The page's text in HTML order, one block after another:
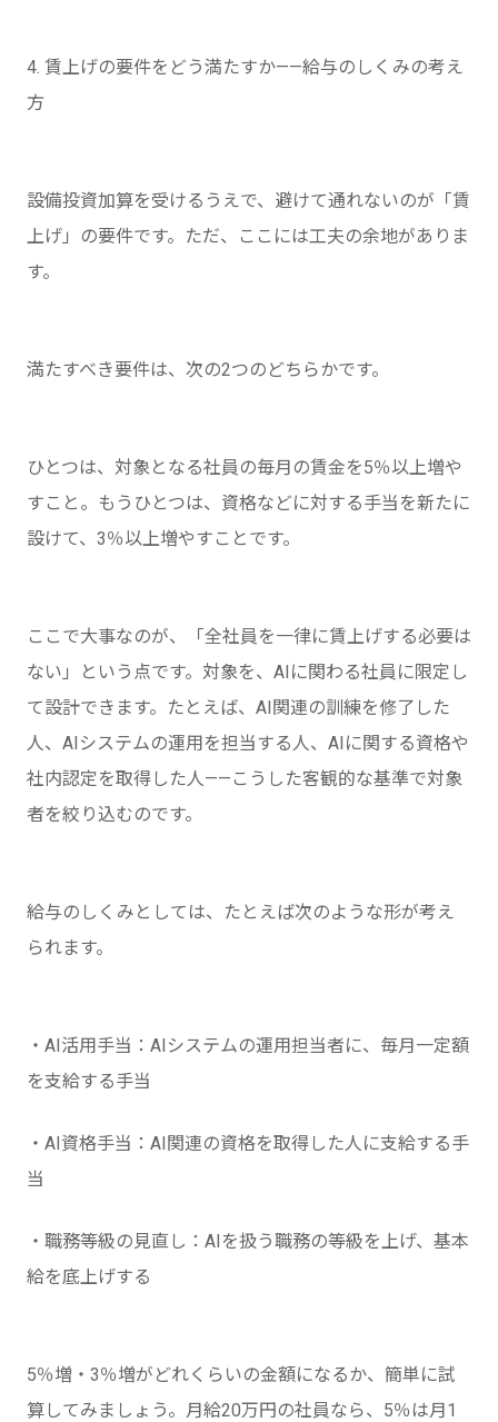
4. 賃上げの要件をどう満たすか——給与のしくみの考え
方
設備投資加算を受けるうえで、避けて通れないのが「賃
上げ」の要件です。ただ、ここには工夫の余地がありま
す。
満たすべき要件は、次の2つのどちらかです。
ひとつは、対象となる社員の毎月の賃金を5％以上増や
すこと。もうひとつは、資格などに対する手当を新たに
設けて、3％以上増やすことです。
ここで大事なのが、「全社員を一律に賃上げする必要は
ない」という点です。対象を、AIに関わる社員に限定し
て設計できます。たとえば、AI関連の訓練を修了した
人、AIシステムの運用を担当する人、AIに関する資格や
社内認定を取得した人——こうした客観的な基準で対象
者を絞り込むのです。
給与のしくみとしては、たとえば次のような形が考え
られます。
・AI活用手当：AIシステムの運用担当者に、毎月一定額
を支給する手当
・AI資格手当：AI関連の資格を取得した人に支給する手
当
・職務等級の見直し：AIを扱う職務の等級を上げ、基本
給を底上げする
5％増・3％増がどれくらいの金額になるか、簡単に試
算してみましょう。月給20万円の社員なら、5％は月1